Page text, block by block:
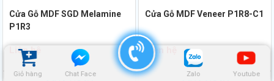
Giỏ hàng Chat Face Zalo Youtube
Cửa Gỗ MDF SGD Melamine
P1R3
Liên hệ
Cửa Gỗ MDF Veneer P1R8-C1
Liên hệ